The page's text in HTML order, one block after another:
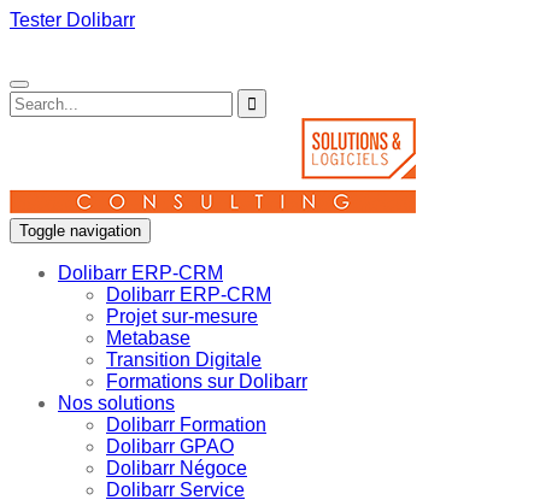
Tester Dolibarr
Toggle navigation
Dolibarr ERP-CRM
Dolibarr ERP-CRM
Projet sur-mesure
Metabase
Transition Digitale
Formations sur Dolibarr
Nos solutions
Dolibarr Formation
Dolibarr GPAO
Dolibarr Négoce
Dolibarr Service